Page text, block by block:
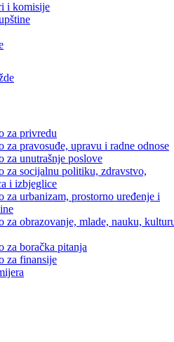
naroda
i komisije
za privredu
za pravosuđe, upravu i radne odnose
za unutrašnje poslove
za socijalnu politiku, zdravstvo,
i izbjeglice
za urbanizam, prostorno uređenje i
za obrazovanje, mlade, nauku,
za boračka pitanja
za finansije